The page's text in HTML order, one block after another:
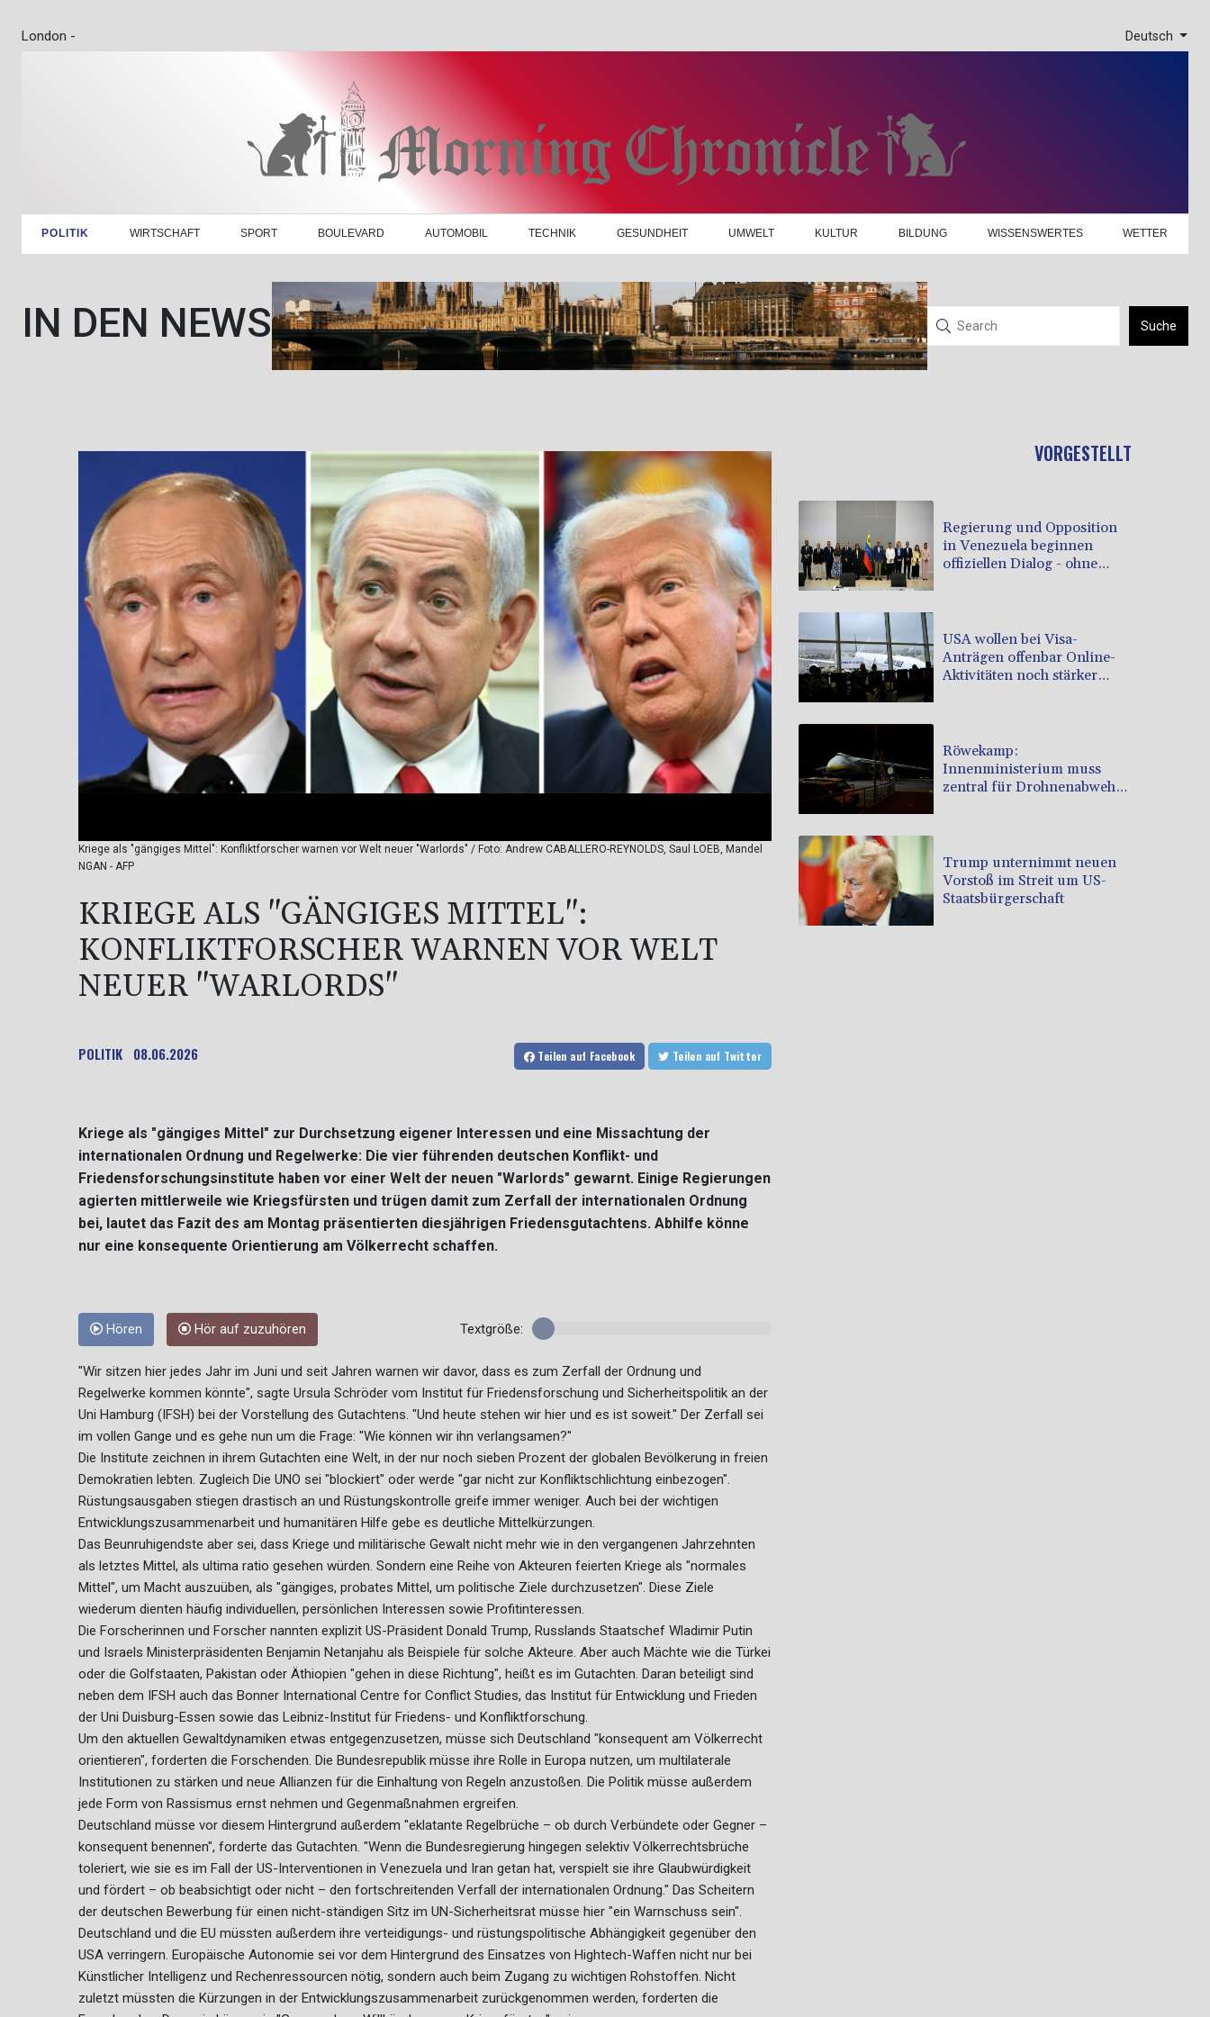
London - Deutsch
POLITIK WIRTSCHAFT SPORT BOULEVARD AUTOMOBIL TECHNIK GESUNDHEIT UMWELT KULTUR BILDUNG WISSENSWERTES WETTER
IN DEN NEWS Suche
Kriege als "gängiges Mittel": Konfliktforscher warnen vor Welt neuer "Warlords" / Foto: Andrew CABALLERO-REYNOLDS, Saul LOEB, Mandel
NGAN - AFP
KRIEGE ALS "GÄNGIGES MITTEL":
KONFLIKTFORSCHER WARNEN VOR WELT
NEUER "WARLORDS"
POLITIK 08.06.2026 Teilen auf Facebook Teilen auf Twitter
Kriege als "gängiges Mittel" zur Durchsetzung eigener Interessen und eine Missachtung der
internationalen Ordnung und Regelwerke: Die vier führenden deutschen Konflikt- und
Friedensforschungsinstitute haben vor einer Welt der neuen "Warlords" gewarnt. Einige Regierungen
agierten mittlerweile wie Kriegsfürsten und trügen damit zum Zerfall der internationalen Ordnung
bei, lautet das Fazit des am Montag präsentierten diesjährigen Friedensgutachtens. Abhilfe könne
nur eine konsequente Orientierung am Völkerrecht schaffen.
Hören Hör auf zuzuhören Textgröße:
"Wir sitzen hier jedes Jahr im Juni und seit Jahren warnen wir davor, dass es zum Zerfall der Ordnung und
Regelwerke kommen könnte", sagte Ursula Schröder vom Institut für Friedensforschung und Sicherheitspolitik an der
Uni Hamburg (IFSH) bei der Vorstellung des Gutachtens. "Und heute stehen wir hier und es ist soweit." Der Zerfall sei
im vollen Gange und es gehe nun um die Frage: "Wie können wir ihn verlangsamen?"
Die Institute zeichnen in ihrem Gutachten eine Welt, in der nur noch sieben Prozent der globalen Bevölkerung in freien
Demokratien lebten. Zugleich Die UNO sei "blockiert" oder werde "gar nicht zur Konfliktschlichtung einbezogen".
Rüstungsausgaben stiegen drastisch an und Rüstungskontrolle greife immer weniger. Auch bei der wichtigen
Entwicklungszusammenarbeit und humanitären Hilfe gebe es deutliche Mittelkürzungen.
Das Beunruhigendste aber sei, dass Kriege und militärische Gewalt nicht mehr wie in den vergangenen Jahrzehnten
als letztes Mittel, als ultima ratio gesehen würden. Sondern eine Reihe von Akteuren feierten Kriege als "normales
Mittel", um Macht auszuüben, als "gängiges, probates Mittel, um politische Ziele durchzusetzen". Diese Ziele
wiederum dienten häufig individuellen, persönlichen Interessen sowie Profitinteressen.
Die Forscherinnen und Forscher nannten explizit US-Präsident Donald Trump, Russlands Staatschef Wladimir Putin
und Israels Ministerpräsidenten Benjamin Netanjahu als Beispiele für solche Akteure. Aber auch Mächte wie die Türkei
oder die Golfstaaten, Pakistan oder Äthiopien "gehen in diese Richtung", heißt es im Gutachten. Daran beteiligt sind
neben dem IFSH auch das Bonner International Centre for Conflict Studies, das Institut für Entwicklung und Frieden
der Uni Duisburg-Essen sowie das Leibniz-Institut für Friedens- und Konfliktforschung.
Um den aktuellen Gewaltdynamiken etwas entgegenzusetzen, müsse sich Deutschland "konsequent am Völkerrecht
orientieren", forderten die Forschenden. Die Bundesrepublik müsse ihre Rolle in Europa nutzen, um multilaterale
Institutionen zu stärken und neue Allianzen für die Einhaltung von Regeln anzustoßen. Die Politik müsse außerdem
jede Form von Rassismus ernst nehmen und Gegenmaßnahmen ergreifen.
Deutschland müsse vor diesem Hintergrund außerdem "eklatante Regelbrüche – ob durch Verbündete oder Gegner –
konsequent benennen", forderte das Gutachten. "Wenn die Bundesregierung hingegen selektiv Völkerrechtsbrüche
toleriert, wie sie es im Fall der US-Interventionen in Venezuela und Iran getan hat, verspielt sie ihre Glaubwürdigkeit
und fördert – ob beabsichtigt oder nicht – den fortschreitenden Verfall der internationalen Ordnung." Das Scheitern
der deutschen Bewerbung für einen nicht-ständigen Sitz im UN-Sicherheitsrat müsse hier "ein Warnschuss sein".
Deutschland und die EU müssten außerdem ihre verteidigungs- und rüstungspolitische Abhängigkeit gegenüber den
USA verringern. Europäische Autonomie sei vor dem Hintergrund des Einsatzes von Hightech-Waffen nicht nur bei
Künstlicher Intelligenz und Rechenressourcen nötig, sondern auch beim Zugang zu wichtigen Rohstoffen. Nicht
zuletzt müssten die Kürzungen in der Entwicklungszusammenarbeit zurückgenommen werden, forderten die
VORGESTELLT
Regierung und Opposition
in Venezuela beginnen
offiziellen Dialog - ohne
USA wollen bei Visa-
Anträgen offenbar Online-
Aktivitäten noch stärker
Röwekamp:
Innenministerium muss
zentral für Drohnenabwehr
Trump unternimmt neuen
Vorstoß im Streit um US-
Staatsbürgerschaft